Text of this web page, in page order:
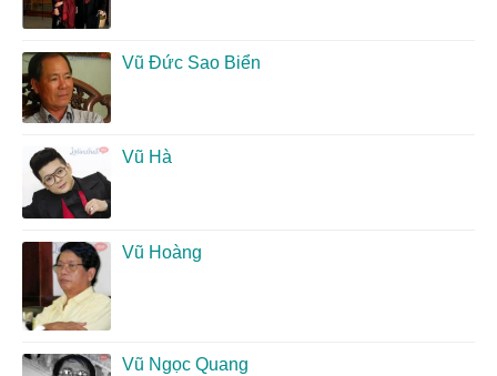
Vũ Đức Sao Biển
Vũ Hà
Vũ Hoàng
Vũ Ngọc Quang